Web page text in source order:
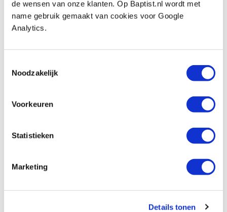
de wensen van onze klanten. Op Baptist.nl wordt met
name gebruik gemaakt van cookies voor Google
Analytics.
Noodzakelijk
Voorkeuren
Statistieken
Marketing
Details tonen
Schroef diameter:Ø 3.5 mm
Schroeflengte:
Geschikt voor:bankirai/hardhout, hout, plastic,
multiplex, spaanplaat/MDF en aluminium.
Artikelnummer: 32794